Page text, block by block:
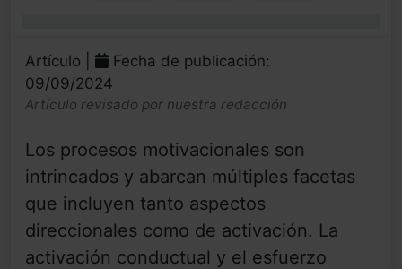
Artículo |
Fecha de publicación:
09/09/2024
Artículo revisado por nuestra redacción
Los procesos motivacionales son
intrincados y abarcan múltiples facetas
que incluyen tanto aspectos
direccionales como de activación. La
activación conductual y el esfuerzo